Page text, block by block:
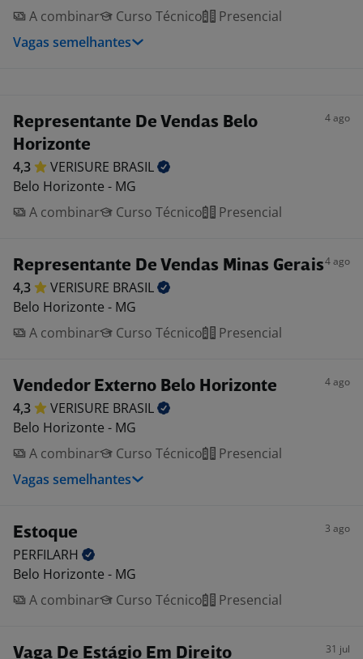
A combinar
Curso Técnico
Presencial
Vagas semelhantes
Representante De Vendas Belo
Horizonte
4 ago
4,3 VERISURE BRASIL
Belo Horizonte - MG
A combinar
Curso Técnico Presencial
Representante De Vendas Minas Gerais4 ago
4,3 VERISURE BRASIL
Belo Horizonte - MG
A combinar
Curso Técnico Presencial
Vendedor Externo Belo Horizonte 4 ago
4,3 VERISURE BRASIL
Belo Horizonte - MG
A combinar
Curso Técnico
Presencial
Vagas semelhantes
Estoque 3 ago
PERFILARH
Belo Horizonte - MG
A combinar
Curso Técnico Presencial
Vaga De Estágio Em Direito 31 jul